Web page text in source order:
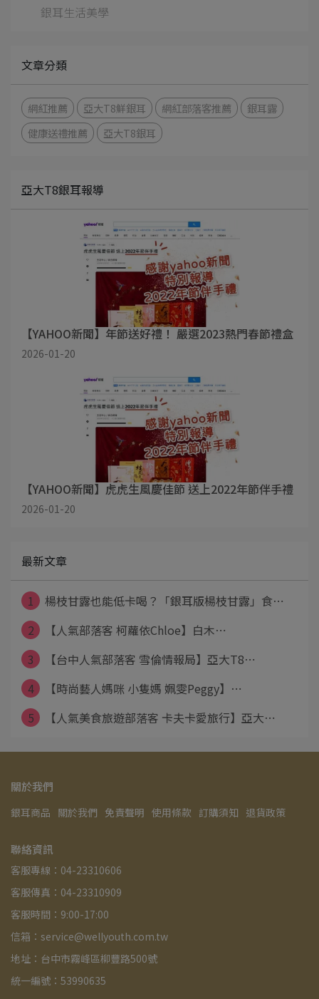
銀耳生活美學
文章分類
網紅推薦 亞大T8鮮銀耳 網紅部落客推薦
銀耳露
健康送禮推薦
亞大T8銀耳
亞大T8銀耳報導
【YAHOO新聞】年節送好禮！ 嚴選2023熱門春節禮盒
2026-01-20
【YAHOO新聞】虎虎生風慶佳節 送上2022年節伴手禮
2026-01-20
最新文章
1
楊枝甘露也能低卡喝？「銀耳版楊枝甘露」食⋯
2
【人氣部落客 柯蘿依Chloe】白木⋯
3
【台中人氣部落客 雪倫情報局】亞大T8⋯
4
【時尚藝人媽咪 小隻媽 姵雯Peggy】⋯
5
【人氣美食旅遊部落客 卡夫卡愛旅行】亞大⋯
關於我們
銀耳商品 關於我們 免責聲明 使用條款 訂購須知 退貨政策
聯絡資訊
客服專線：04-23310606
客服傳真：04-23310909
客服時間：9:00-17:00
信箱：service@wellyouth.com.tw
地址：台中市霧峰區柳豐路500號
統一編號：53990635